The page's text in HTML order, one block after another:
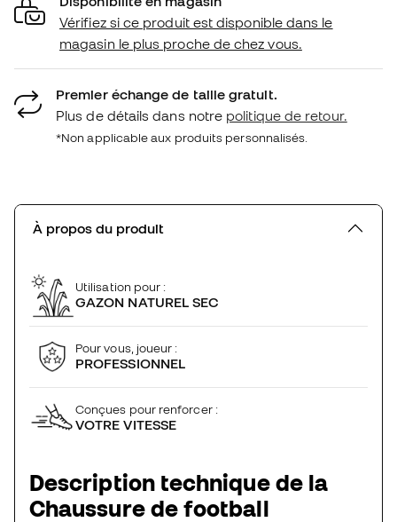
Vérifiez si ce produit est disponible dans le
magasin le plus proche de chez vous.
Premier échange de taille gratuit.
Plus de détails dans notre politique de retour.
*Non applicable aux produits personnalisés.
À propos du produit
Utilisation pour :
GAZON NATUREL SEC
Pour vous, joueur :
PROFESSIONNEL
Conçues pour renforcer :
VOTRE VITESSE
Description technique de la
Chaussure de football